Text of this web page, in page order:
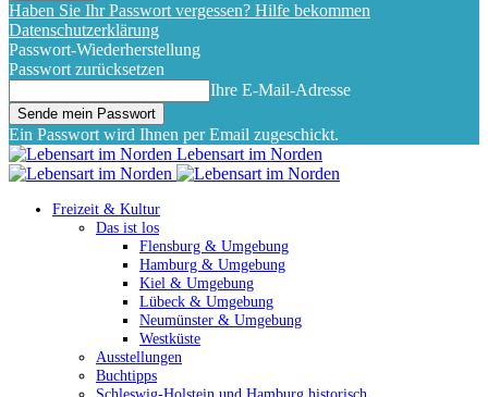
Haben Sie Ihr Passwort vergessen? Hilfe bekommen
Datenschutzerklärung
Passwort-Wiederherstellung
Passwort zurücksetzen
Ihre E-Mail-Adresse
Ein Passwort wird Ihnen per Email zugeschickt.
Lebensart im Norden
Freizeit & Kultur
Das ist los
Flensburg & Umgebung
Hamburg & Umgebung
Kiel & Umgebung
Lübeck & Umgebung
Neumünster & Umgebung
Westküste
Ausstellungen
Buchtipps